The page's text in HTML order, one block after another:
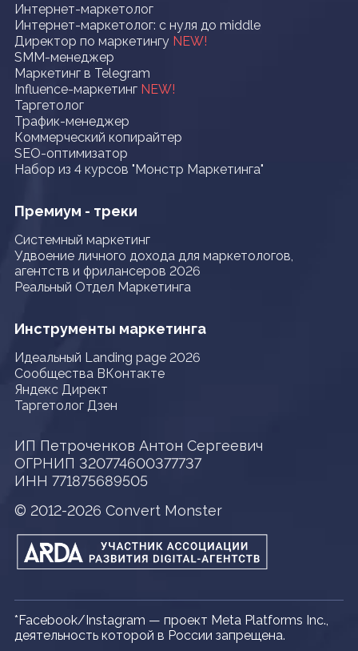
Интернет-маркетолог
Интернет-маркетолог: с нуля до middle
Директор по маркетингу NEW!
SMM-менеджер
Маркетинг в Telegram
Influence-маркетинг NEW!
Таргетолог
Трафик-менеджер
Коммерческий копирайтер
SEO-оптимизатор
Набор из 4 курсов "Монстр Маркетинга"
Премиум - треки
Системный маркетинг
Удвоение личного дохода для маркетологов,
агентств и фрилансеров 2026
Реальный Отдел Маркетинга
Инструменты маркетинга
Идеальный Landing page 2026
Сообщества ВКонтакте
Яндекс Директ
Таргетолог Дзен
ИП Петроченков Антон Сергеевич
ОГРНИП 320774600377737
ИНН 771875689505
© 2012-2026 Convert Monster
*Facebook/Instagram — проект Meta Platforms Inc.,
деятельность которой в России запрещена.